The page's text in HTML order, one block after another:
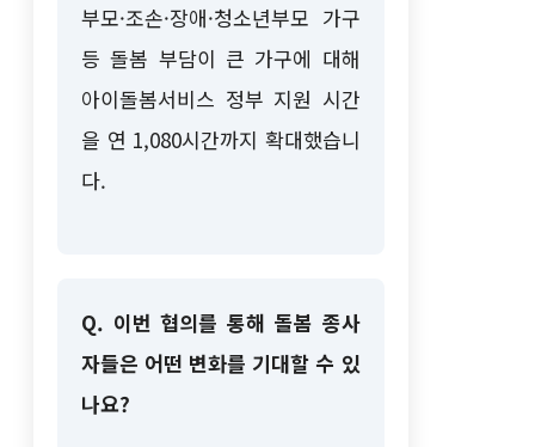
부모·조손·장애·청소년부모 가구
등 돌봄 부담이 큰 가구에 대해
아이돌봄서비스 정부 지원 시간
을 연 1,080시간까지 확대했습니
다.
Q. 이번 협의를 통해 돌봄 종사
자들은 어떤 변화를 기대할 수 있
나요?